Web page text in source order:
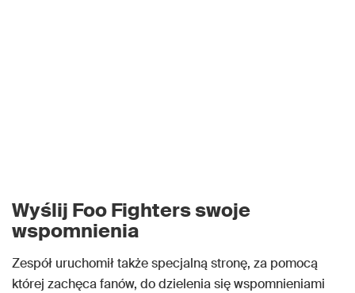
Wyślij Foo Fighters swoje
wspomnienia
Zespół uruchomił także specjalną stronę, za pomocą
której zachęca fanów, do dzielenia się wspomnieniami